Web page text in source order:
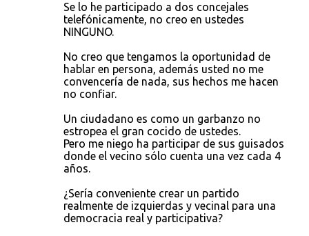
Se lo he participado a dos concejales
telefónicamente, no creo en ustedes
NINGUNO.
No creo que tengamos la oportunidad de
hablar en persona, además usted no me
convencería de nada, sus hechos me hacen
no confiar.
Un ciudadano es como un garbanzo no
estropea el gran cocido de ustedes.
Pero me niego ha participar de sus guisados
donde el vecino sólo cuenta una vez cada 4
años.
¿Sería conveniente crear un partido
realmente de izquierdas y vecinal para una
democracia real y participativa?